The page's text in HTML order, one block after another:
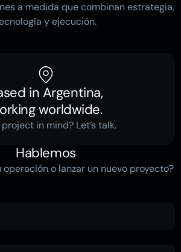
a medida que combinan estrategia,
y ejecución.
in Argentina,
worldwide.
in mind? Let’s talk.
Hablemos
o lanzar un nuevo proyecto?